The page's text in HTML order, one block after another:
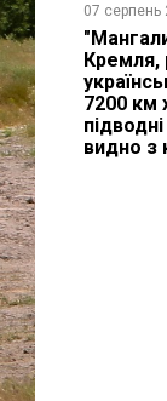
07 серпень
Кремля,
7200 км
видно з